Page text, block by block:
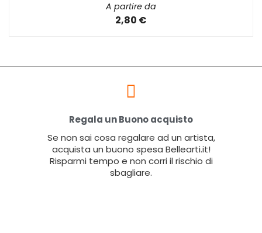
A partire da
2,80 €
Regala un Buono acquisto
Se non sai cosa regalare ad un artista,
acquista un buono spesa Bellearti.it!
Risparmi tempo e non corri il rischio di
sbagliare.